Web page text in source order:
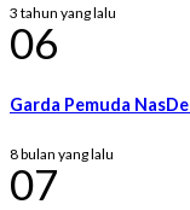
3 tahun yang lalu
06
Garda Pemuda
8 bulan yang lalu
07